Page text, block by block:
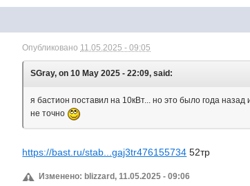
Опубликовано 11.05.2025 - 09:05
SGray, on 10 May 2025 - 22:09, said:
я бастион поставил на 10кВт... но это было года
не точно
https://bast.ru/stab...gaj3tr476155734 52тр
Изменено: blizzard, 11.05.2025 - 09:06